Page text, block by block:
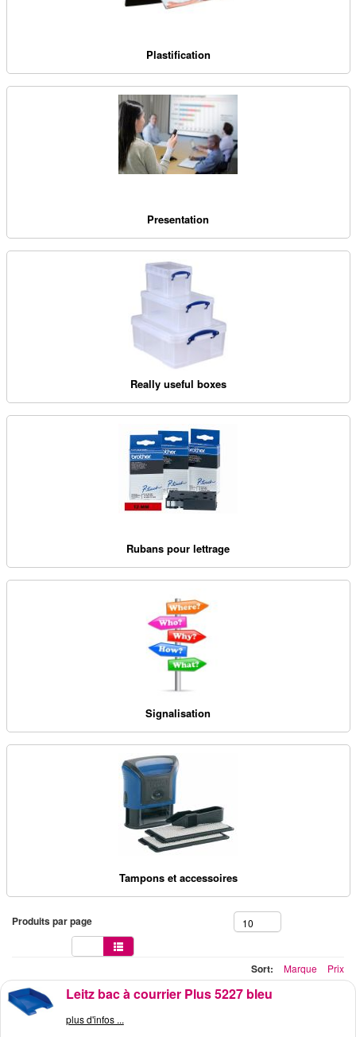
Plastification
Presentation
Really useful boxes
Rubans pour lettrage
Signalisation
Tampons et accessoires
Produits par page 10
Sort: Marque Prix
Leitz bac à courrier Plus 5227 bleu
plus d'infos ...